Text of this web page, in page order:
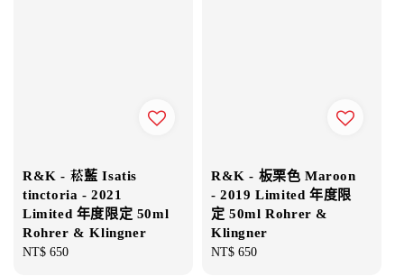
R&K - 菘藍 Isatis
tinctoria - 2021
Limited 年度限定 50ml
Rohrer & Klingner
Regular
NT$ 650
R&K - 板栗色 Maroon
- 2019 Limited 年度限
定 50ml Rohrer &
Klingner
Regular
NT$ 650